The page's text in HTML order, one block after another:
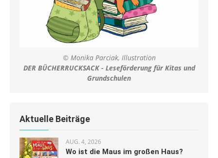
© Monika Parciak, Illustration
DER BÜCHERRUCKSACK - Leseförderung für Kitas und
Grundschulen
Aktuelle Beiträge
AUG. 4, 2026
Wo ist die Maus im großen Haus?